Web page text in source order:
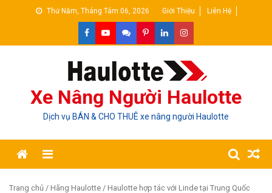
Thứ Năm, Tháng Tám 06, 2026 Giới Thiệu Liên Hệ
Xe Nâng Người Haulotte
Dịch vụ BÁN & CHO THUÊ xe nâng người Haulotte
Trang chủ / Hãng Haulotte / Haulotte hợp tác với Linde tại Trung Quốc